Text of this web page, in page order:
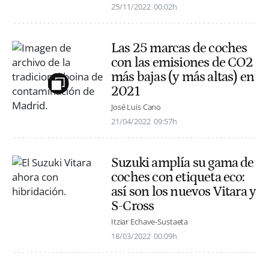
25/11/2022 00:02h
Las 25 marcas de coches
con las emisiones de CO2
más bajas (y más altas) en
2021
José Luis Cano
21/04/2022 09:57h
Suzuki amplía su gama de
coches con etiqueta eco:
así son los nuevos Vitara y
S-Cross
Itziar Echave-Sustaeta
18/03/2022 00:09h